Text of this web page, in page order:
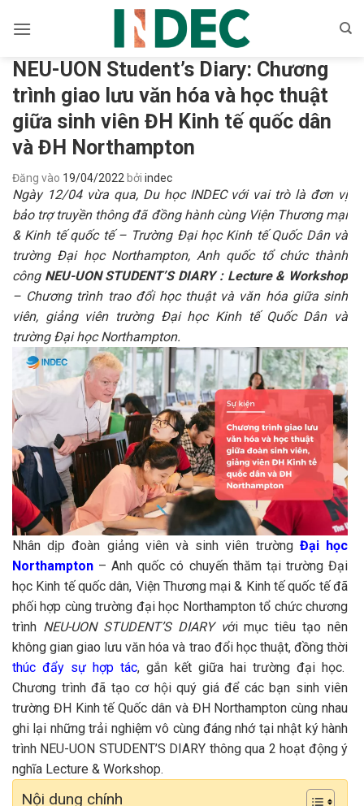
qua
dungNEU-UON Student’s Diary: Chương
trình giao lưu văn hóa và học thuật
giữa sinh viên ĐH Kinh tế quốc dân
và ĐH Northampton
Đăng vào 19/04/2022 bởi indec
Ngày 12/04 vừa qua, Du học INDEC với vai trò là đơn vị
bảo trợ truyền thông đã đồng hành cùng Viện Thương mại
& Kinh tế quốc tế – Trường Đại học Kinh tế Quốc Dân và
trường Đại học Northampton, Anh quốc tổ chức thành
công NEU-UON STUDENT’S DIARY : Lecture & Workshop
– Chương trình trao đổi học thuật và văn hóa giữa sinh
viên, giảng viên trường Đại học Kinh tế Quốc Dân và
trường Đại học Northampton.
Nhân dịp đoàn giảng viên và sinh viên trường Đại học
Northampton – Anh quốc có chuyến thăm tại trường Đại
học Kinh tế quốc dân, Viện Thương mại & Kinh tế quốc tế đã
phối hợp cùng trường đại học Northampton tổ chức chương
trình NEU-UON STUDENT’S DIARY với mục tiêu tạo nên
không gian giao lưu văn hóa và trao đổi học thuật, đồng thời
thúc đẩy sự hợp tác, gắn kết giữa hai trường đại học.
Chương trình đã tạo cơ hội quý giá để các bạn sinh viên
trường ĐH Kinh tế Quốc dân và ĐH Northampton cùng nhau
ghi lại những trải nghiệm vô cùng đáng nhớ tại nhật ký hành
trình NEU-UON STUDENT’S DIARY thông qua 2 hoạt động ý
nghĩa Lecture & Workshop.
Nội dung chính